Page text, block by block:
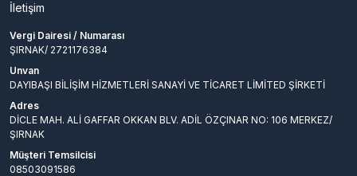
İletişim
Vergi Dairesi / Numarası
ŞIRNAK/ 2721176384
Unvan
DAYIBAŞI BİLİŞİM HİZMETLERİ SANAYİ VE TİCARET LİMİTED ŞİRKETİ
Adres
DİCLE MAH. ALİ GAFFAR OKKAN BLV. ADİL ÖZÇINAR NO: 106 MERKEZ/
ŞIRNAK
Müşteri Temsilcisi
08503091586